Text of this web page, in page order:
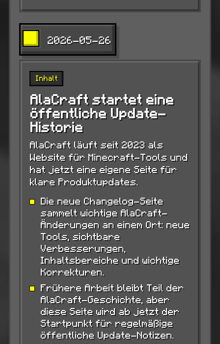
2026-05-26
Inhalt
AlaCraft startet eine
öffentliche Update-
Historie
AlaCraft läuft seit 2023 als
Website für Minecraft-Tools und
hat jetzt eine eigene Seite für
klare Produktupdates.
Die neue Changelog-Seite
sammelt wichtige AlaCraft-
Änderungen an einem Ort: neue
Tools, sichtbare
Verbesserungen,
Inhaltsbereiche und wichtige
Korrekturen.
Frühere Arbeit bleibt Teil der
AlaCraft-Geschichte, aber
diese Seite wird ab jetzt der
Startpunkt für regelmäßige
öffentliche Update-Notizen.